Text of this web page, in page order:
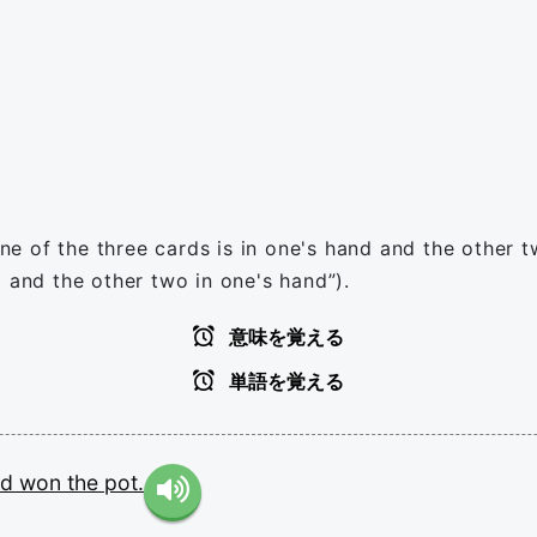
of the three cards is in one's hand and the other
the other two in one's hand”).
意味を覚える
単語を覚える
won the pot.